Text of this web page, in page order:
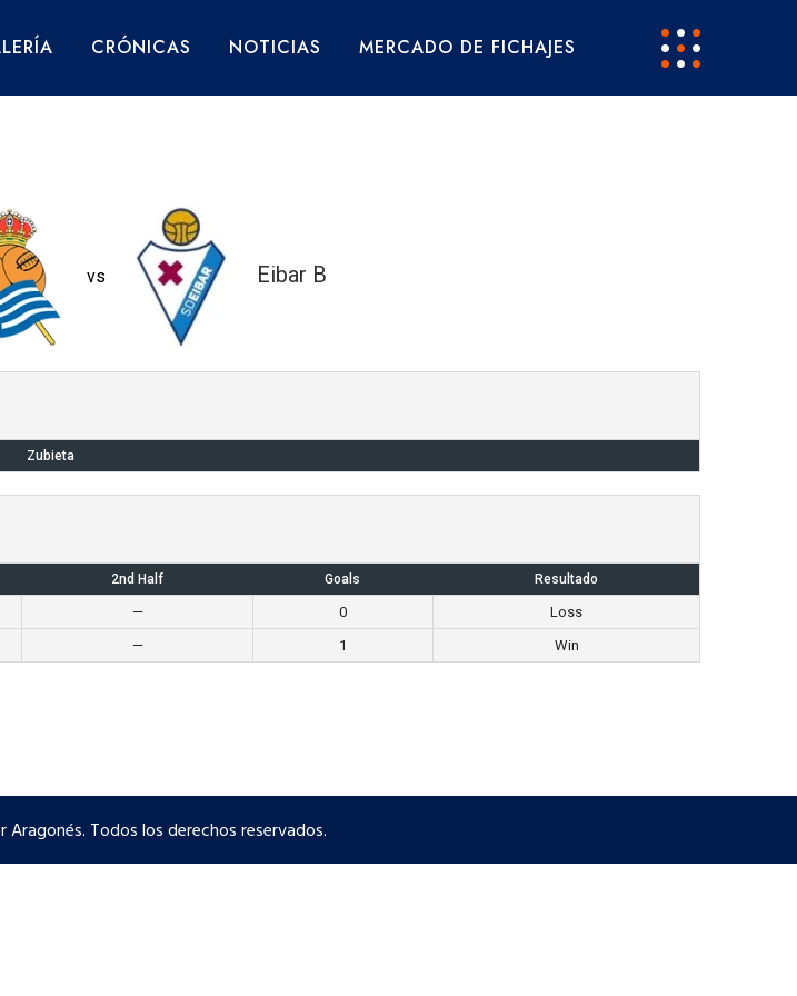
CRÓNICAS NOTICIAS MERCADO DE FICHAJES
vs Eibar B
Zubieta
2nd Half Goals Resultado
— 0
Loss
— 1 Win
Todos los derechos reservados.